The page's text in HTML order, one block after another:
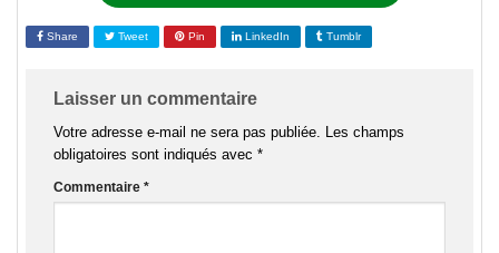
Share Tweet Pin LinkedIn Tumblr
Laisser un commentaire
Votre adresse e-mail ne sera pas publiée.
Les champs
obligatoires sont indiqués avec *
Commentaire *